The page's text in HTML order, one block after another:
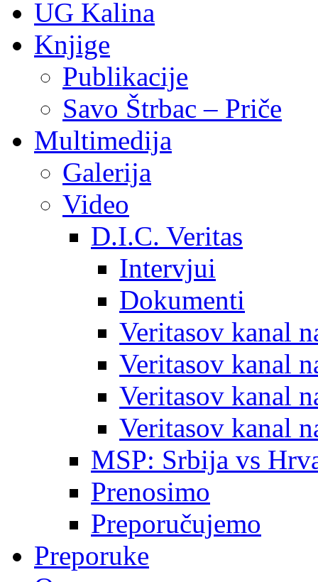
UG Kalina
Knjige
Publikacije
Savo Štrbac – Priče
Multimedija
Galerija
Video
D.I.C. Veritas
Intervjui
Dokumenti
Veritasov kanal
Veritasov kanal
Veritasov kanal
Veritasov kanal
MSP: Srbija vs
Prenosimo
Preporučujemo
Preporuke